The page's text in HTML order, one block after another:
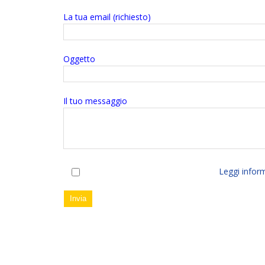
La tua email (richiesto)
Oggetto
Il tuo messaggio
Leggi